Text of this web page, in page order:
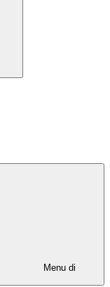
Menu di